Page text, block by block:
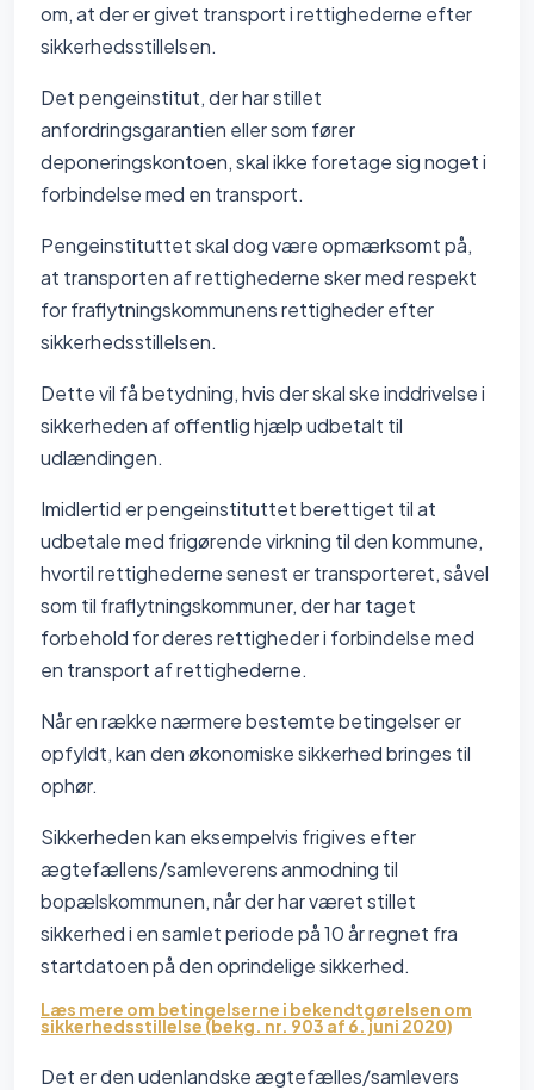
om, at der er givet transport i rettighederne efter
sikkerhedsstillelsen.
Det pengeinstitut, der har stillet
anfordringsgarantien eller som fører
deponeringskontoen, skal ikke foretage sig noget i
forbindelse med en transport.
Pengeinstituttet skal dog være opmærksomt på,
at transporten af rettighederne sker med respekt
for fraflytningskommunens rettigheder efter
sikkerhedsstillelsen.
Dette vil få betydning, hvis der skal ske inddrivelse i
sikkerheden af offentlig hjælp udbetalt til
udlændingen.
Imidlertid er pengeinstituttet berettiget til at
udbetale med frigørende virkning til den kommune,
hvortil rettighederne senest er transporteret, såvel
som til fraflytningskommuner, der har taget
forbehold for deres rettigheder i forbindelse med
en transport af rettighederne.
Når en række nærmere bestemte betingelser er
opfyldt, kan den økonomiske sikkerhed bringes til
ophør.
Sikkerheden kan eksempelvis frigives efter
ægtefællens/samleverens anmodning til
bopælskommunen, når der har været stillet
sikkerhed i en samlet periode på 10 år regnet fra
startdatoen på den oprindelige sikkerhed.
Læs mere om betingelserne i bekendtgørelsen om
sikkerhedsstillelse (bekg. nr. 903 af 6. juni 2020)
Det er den udenlandske ægtefælles/samlevers